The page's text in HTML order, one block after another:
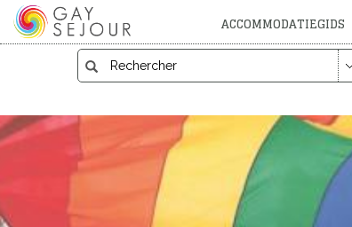
ACCOMMODATIEGIDS